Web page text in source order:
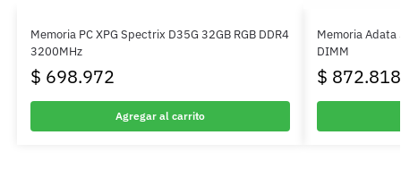
Memoria PC XPG Spectrix D35G 32GB RGB DDR4
3200MHz
$ 698.972
Agregar al carrito
Memoria Adata
DIMM
$ 872.818